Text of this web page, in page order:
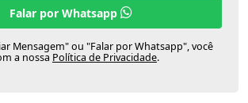
Falar por Whatsapp
Mensagem" ou "Falar por Whatsapp", você
a nossa Política de Privacidade.